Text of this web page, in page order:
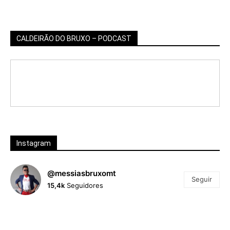
CALDEIRÃO DO BRUXO – PODCAST
Instagram
@messiasbruxomt
15,4k Seguidores
Seguir